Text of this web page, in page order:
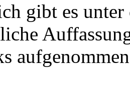
gibt es unter